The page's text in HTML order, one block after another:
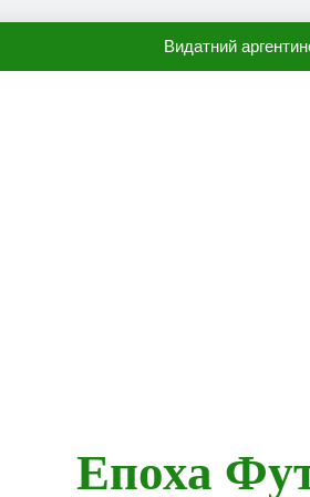
Видатний
Епоха